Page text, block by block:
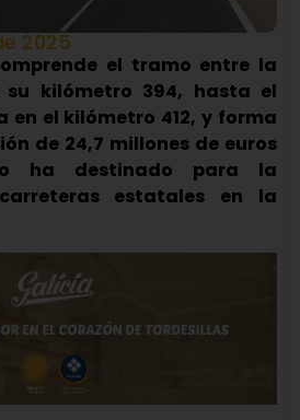
2025
el tramo entre la
su kilómetro 394, hasta el
en el kilómetro 412, y forma
de 24,7 millones de euros
ha destinado para la
estatales en la